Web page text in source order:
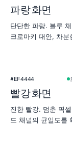
파랑 화면
단단한 파랑. 블루
크로마키 대안, 차분
#EF4444
빨강 화면
진한 빨강. 멈춘 픽
드 채널의 균일도를